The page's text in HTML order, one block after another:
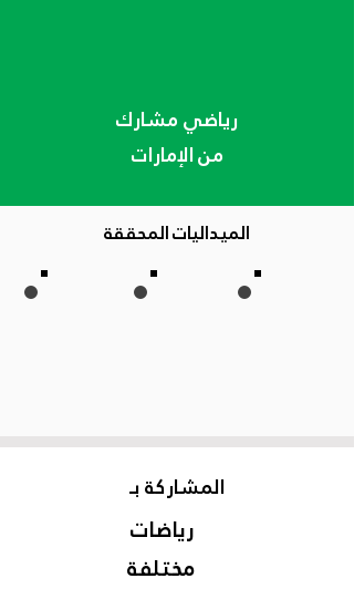
رياضي مشارك
من الإمارات
الميداليات المحققة
المشاركة بـ
رياضات
مختلفة